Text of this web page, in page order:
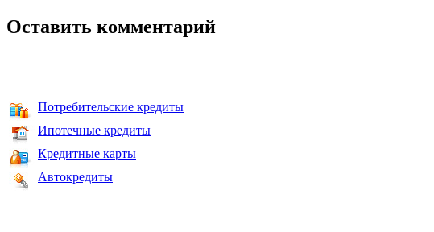
Оставить комментарий
Потребительские кредиты
Ипотечные кредиты
Кредитные карты
Автокредиты